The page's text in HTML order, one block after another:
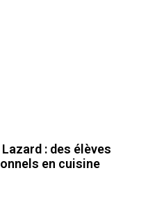
: des élèves
en cuisine